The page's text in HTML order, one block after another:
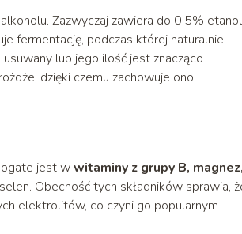
Zazwyczaj zawiera do 0,5%
fermentację, podczas której naturalnie
lub jego ilość jest znacząco
dzięki czemu zachowuje ono
jest wwitaminy z grupy B, magnez,
Obecność tych składników sprawia,
elektrolitów, co czyni go popularnym